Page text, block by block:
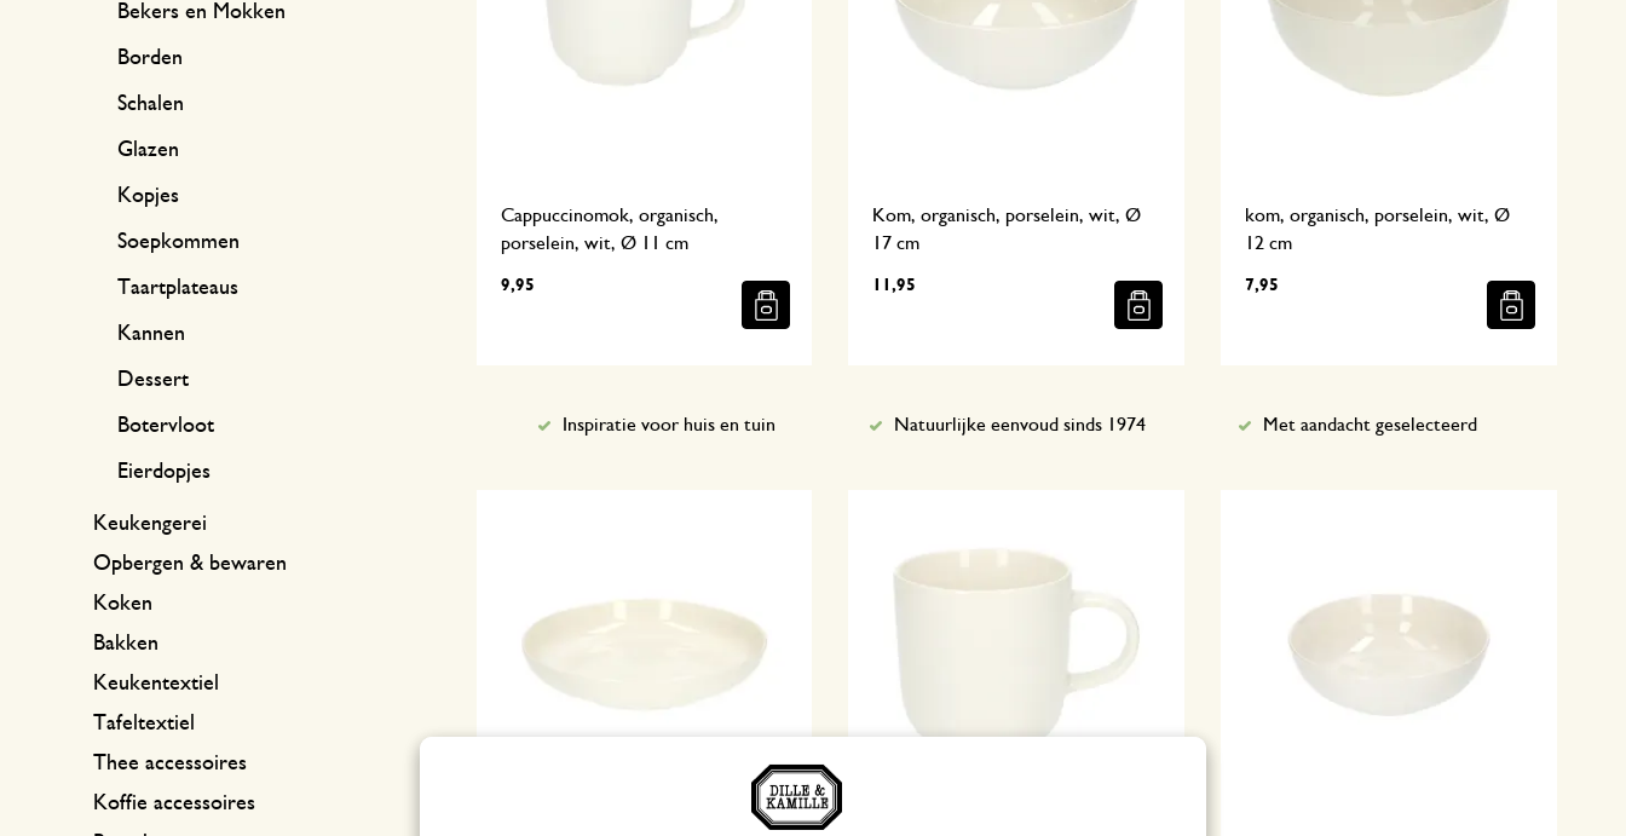
Bekers en Mokken
Borden
Schalen
Glazen
Kopjes
Soepkommen
Taartplateaus
Kannen
Dessert
Botervloot
Eierdopjes
Keukengerei
Opbergen & bewaren
Koken
Bakken
Keukentextiel
Tafeltextiel
Thee accessoires
Koffie accessoires
Cappuccinomok, organisch,
porselein, wit, Ø 11 cm
9,95
Kom, organisch, porselein, wit, Ø
17 cm
11,95
kom, organisch, porselein, wit, Ø
12 cm
7,95
Inspiratie voor huis en tuin Natuurlijke eenvoud sinds 1974 Met aandacht geselecteerd